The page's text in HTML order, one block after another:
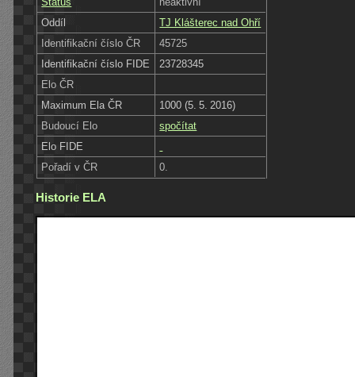
Oddíl
TJ Klášterec nad Ohří
Identifikační číslo ČR
45725
Identifikační číslo FIDE
23728345
Elo ČR
Maximum Ela ČR
1000 (5. 5. 2016)
Budoucí Elo
spočítat
Elo FIDE
Pořadí v ČR
0.
Historie ELA